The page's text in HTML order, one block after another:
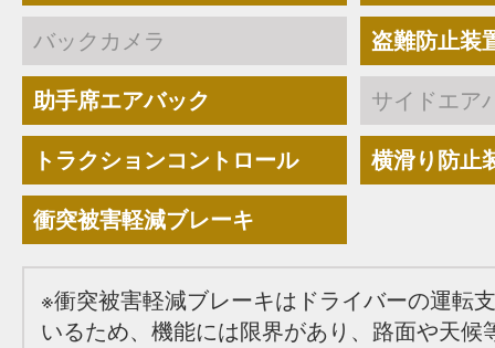
バックカメラ 盗難防止装
助手席エアバック サイドエア
トラクションコントロール 横滑り防止
衝突被害軽減ブレーキ
※衝突被害軽減ブレーキはドライバーの運転
いるため、機能には限界があり、路面や天候